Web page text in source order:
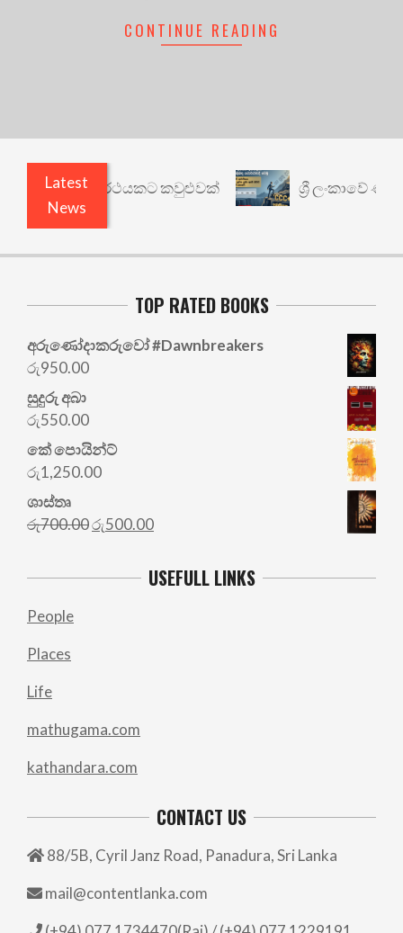
CONTINUE READING
Latest
News
වෙනත් යථාර්ථයකට කවුළුවක් ශ්‍රී ලංකාවේ ණය
TOP RATED BOOKS
අරු‍ණෝදාකරුවෝ #Dawnbreakers
රු950.00
සුදුරු අබා
රු550.00
කේ පොයින්ට්
රු1,250.00
ශාස්තෘ
රු700.00Original
රු700.00.
රු500.00Current
is:
රු500.00.
USEFULL LINKS
People
Places
Life
mathugama.com
kathandara.com
CONTACT US
88/5B, Cyril Janz Road, Panadura, Sri Lanka
mail@contentlanka.com